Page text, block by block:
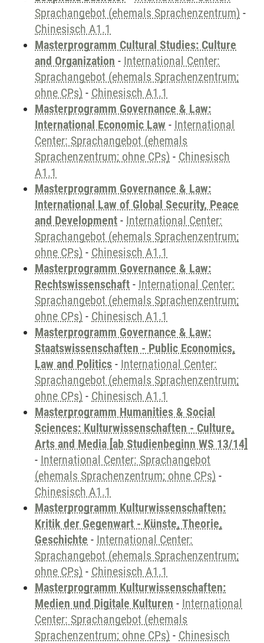
Sprachangebot (ehemals Sprachenzentrum) -
Chinesisch A1.1
Masterprogramm Cultural Studies: Culture
and Organization - International Center:
Sprachangebot (ehemals Sprachenzentrum;
ohne CPs) - Chinesisch A1.1
Masterprogramm Governance & Law:
International Economic Law - International
Center: Sprachangebot (ehemals
Sprachenzentrum; ohne CPs) - Chinesisch
A1.1
Masterprogramm Governance & Law:
International Law of Global Security, Peace
and Development - International Center:
Sprachangebot (ehemals Sprachenzentrum;
ohne CPs) - Chinesisch A1.1
Masterprogramm Governance & Law:
Rechtswissenschaft - International Center:
Sprachangebot (ehemals Sprachenzentrum;
ohne CPs) - Chinesisch A1.1
Masterprogramm Governance & Law:
Staatswissenschaften - Public Economics,
Law and Politics - International Center:
Sprachangebot (ehemals Sprachenzentrum;
ohne CPs) - Chinesisch A1.1
Masterprogramm Humanities & Social
Sciences: Kulturwissenschaften - Culture,
Arts and Media [ab Studienbeginn WS 13/14]
- International Center: Sprachangebot
(ehemals Sprachenzentrum; ohne CPs) -
Chinesisch A1.1
Masterprogramm Kulturwissenschaften:
Kritik der Gegenwart - Künste, Theorie,
Geschichte - International Center:
Sprachangebot (ehemals Sprachenzentrum;
ohne CPs) - Chinesisch A1.1
Masterprogramm Kulturwissenschaften:
Medien und Digitale Kulturen - International
Center: Sprachangebot (ehemals
Sprachenzentrum; ohne CPs) - Chinesisch